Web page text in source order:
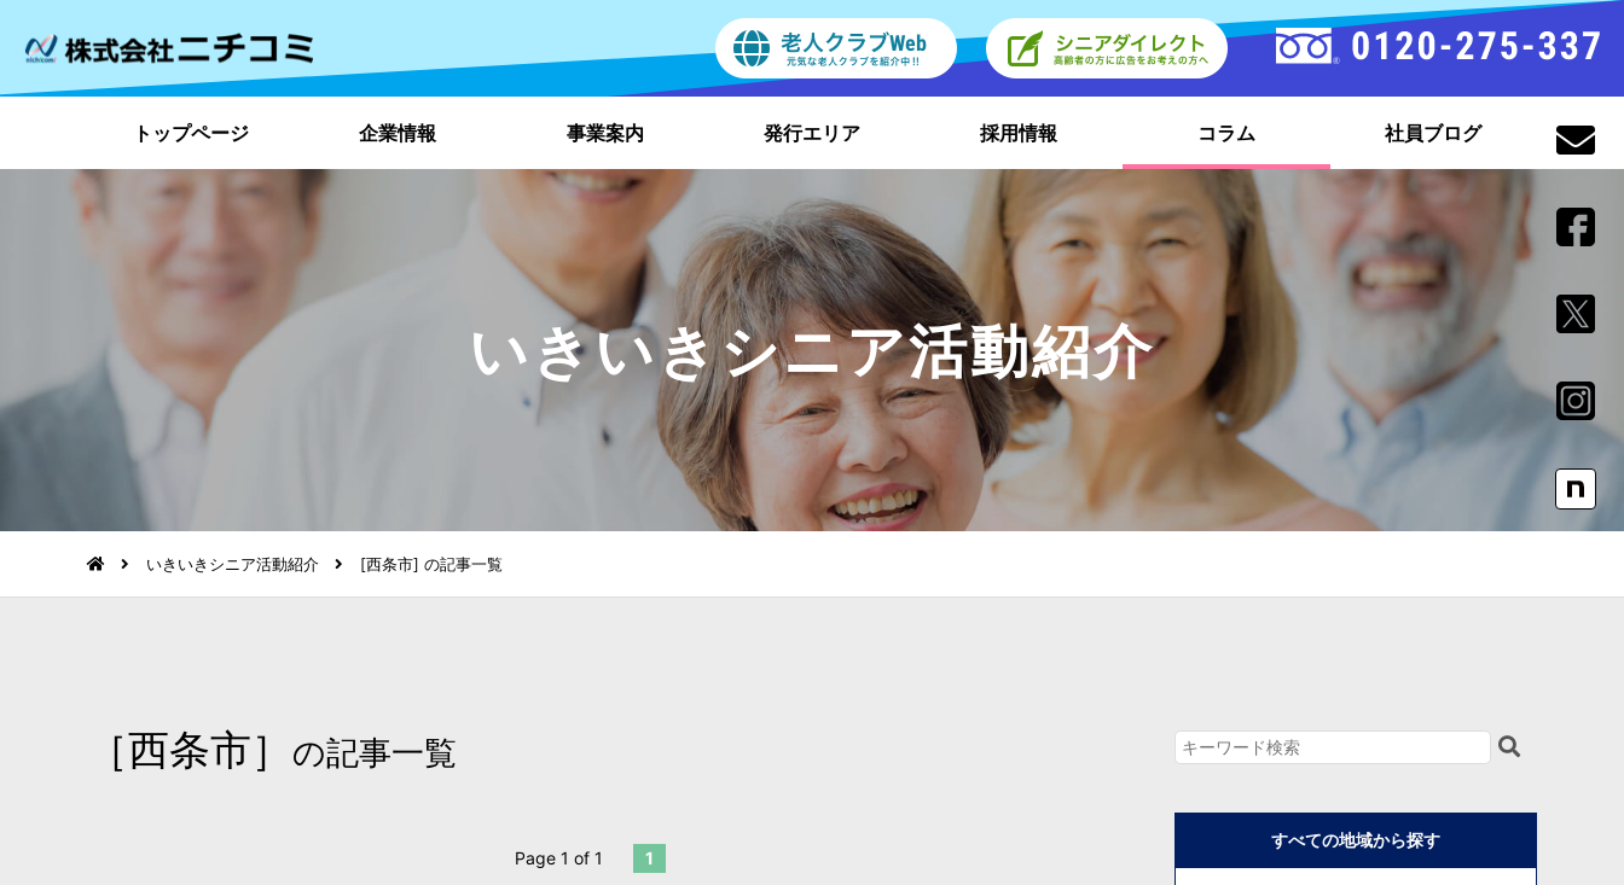
トップページ 企業情報 事業案内 発行エリア 採用情報 コラム 社員ブログ
いきいきシニア活動紹介
いきいきシニア活動紹介 [西条市] の記事一覧
［西条市］ の記事一覧
Page 1 of 1 1
すべての地域から探す